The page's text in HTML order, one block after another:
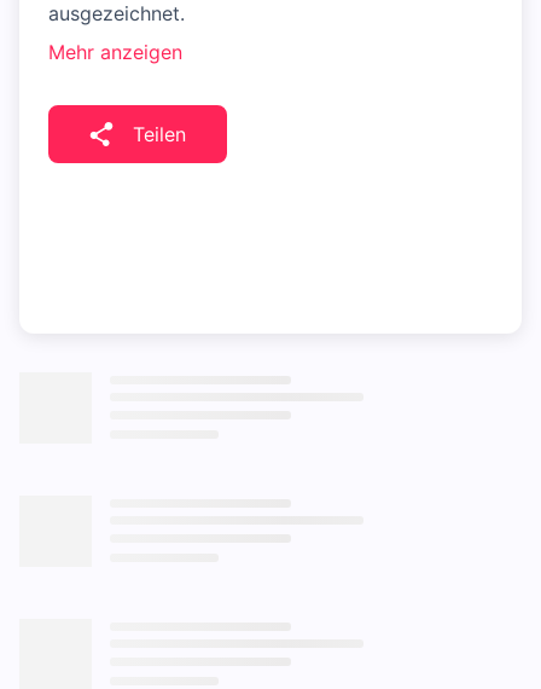
ausgezeichnet.
Mehr anzeigen
Teilen